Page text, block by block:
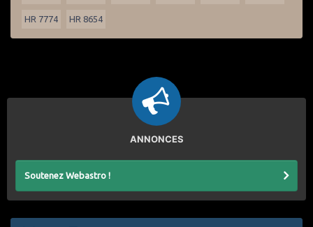
HR 7774 HR 8654
ANNONCES
Soutenez Webastro !